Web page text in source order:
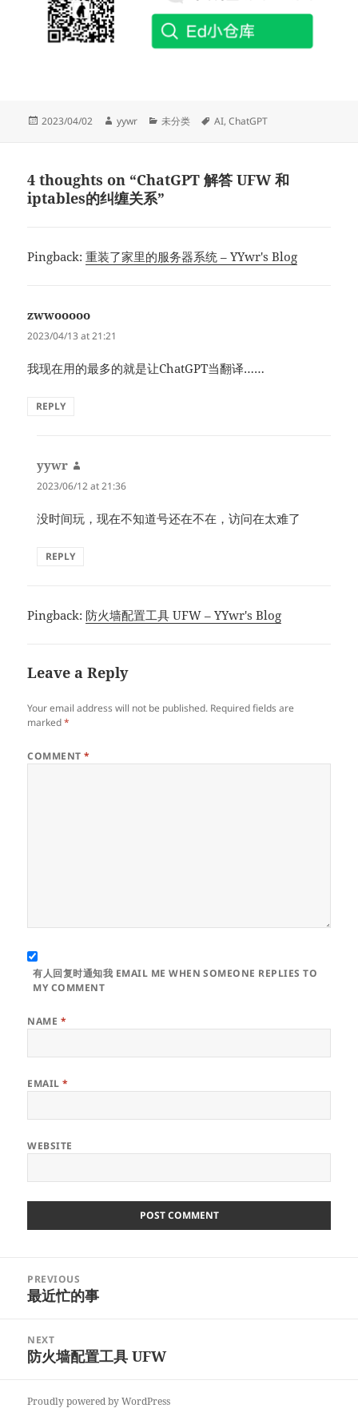
Posted
2023/04/02 Author
yywr Categories
未分类 Tags
AI,ChatGPT
4 thoughts on “ChatGPT 解答 UFW 和
iptables的纠缠关系”
Pingback:重装了家里的服务器系统 – YYwr's Blog
zwwooooo
2023/04/13 at 21:21
我现在用的最多的就是让ChatGPT当翻译……
REPLY
yywr
2023/06/12 at 21:36
没时间玩，现在不知道号还在不在，访问在太难了
REPLY
Pingback: 防火墙配置工具 UFW – YYwr's Blog
Leave a Reply
Your email address will not be published. Required fields are
marked*
COMMENT*
有人回复时通知我 EMAIL ME WHEN SOMEONE REPLIES TO
MY COMMENT
NAME *
EMAIL*
WEBSITE
navigation
PREVIOUS
Previous
最近忙的事
NEXT
Next
防火墙配置工具 UFW
Proudly powered by WordPress